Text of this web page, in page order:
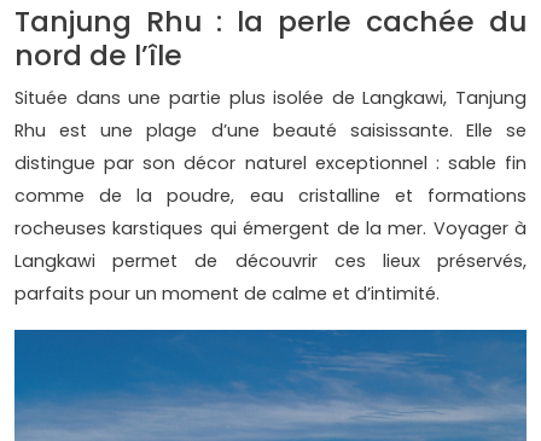
Tanjung Rhu : la perle cachée du
nord de l’île
Située dans une partie plus isolée de Langkawi, Tanjung
Rhu est une plage d’une beauté saisissante. Elle se
distingue par son décor naturel exceptionnel : sable fin
comme de la poudre, eau cristalline et formations
rocheuses karstiques qui émergent de la mer. Voyager à
Langkawi permet de découvrir ces lieux préservés,
parfaits pour un moment de calme et d’intimité.